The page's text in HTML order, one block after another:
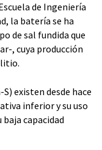
de Ingeniería
la batería se ha
de sal fundida que
, cuya producción
litio.
existen desde hace
inferior y su uso
capacidad